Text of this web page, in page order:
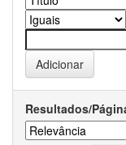
Resultados/